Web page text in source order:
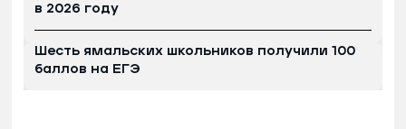
в 2026 году
Шесть ямальских школьников получили 100
баллов на ЕГЭ